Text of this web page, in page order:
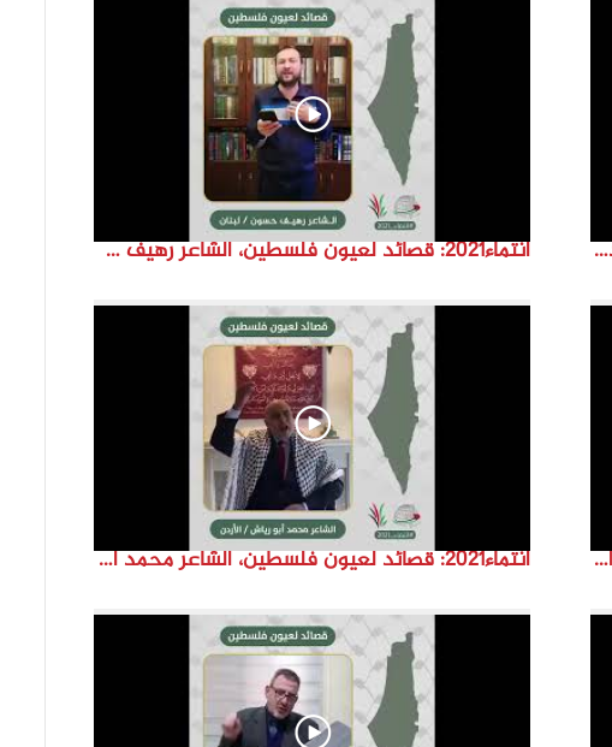
انتماء2021: قصائد لعيون فلسطين، الشاعر احمد دغيمات، الاردن انتماء2021: قصائد لعيون فلسطين، الشاعر رهيف حسون، لبنان
انتماء2021: قصائد لعيون فلسطين، الشاعر محمد الشرقاوي ،الدنمارك انتماء2021: قصائد لعيون فلسطين، الشاعر محمد ابو رياش، الاردن